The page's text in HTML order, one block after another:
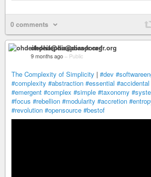
0 comments
ohdeifepha@diaspora-fr.org
9 months ago – Public
The Complexity of Simplicity | #dev
#complexity #abstraction #essential #accidental
#emergent #complex #simple #taxonomy
#focus #rebellion #modularity #accretion
#revolution #opensource #bestof